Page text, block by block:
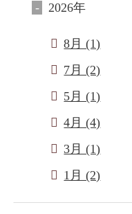
2026年
8月 (1)
7月 (2)
5月 (1)
4月 (4)
3月 (1)
1月 (2)